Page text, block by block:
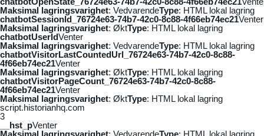
Maksimal lagringsvarighet: VedvarendeType: HTML lokal lagring
chatbotSessionId_76724e63-74b7-42c0-8c88-4f66eb74ec21Venter
Maksimal lagringsvarighet: ØktType: HTML lokal lagring
chatbotUserIdVenter
Maksimal lagringsvarighet: VedvarendeType: HTML lokal lagring
chatbotVisitorLastCountedUrl_76724e63-74b7-42c0-8c88-
4f66eb74ec21Venter
Maksimal lagringsvarighet: ØktType: HTML lokal lagring
chatbotVisitorPageCount_76724e63-74b7-42c0-8c88-
4f66eb74ec21Venter
Maksimal lagringsvarighet: ØktType: HTML lokal lagring
script.historianhq.com
3
__hst_pVenter
Maksimal lagringsvarighet: VedvarendeType: HTML lokal lagring